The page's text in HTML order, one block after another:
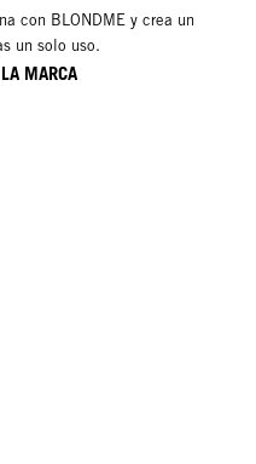
con BLONDME y crea un
un solo uso.
MARCA